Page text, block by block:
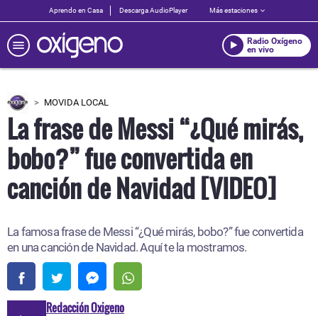
Aprendo en Casa Descarga AudioPlayer Más estaciones
Radio Oxígeno
en vivo
MOVIDA LOCAL
La frase de Messi “¿Qué mirás,
bobo?” fue convertida en
canción de Navidad [VIDEO]
La famosa frase de Messi “¿Qué mirás, bobo?” fue convertida
en una canción de Navidad. Aquí te la mostramos.
Redacción Oxigeno